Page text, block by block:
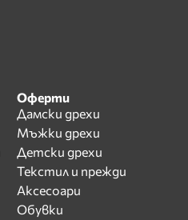
Оферти
Дамски дрехи
Мъжки дрехи
Детски дрехи
Текстил и прежди
Аксесоари
Обувки